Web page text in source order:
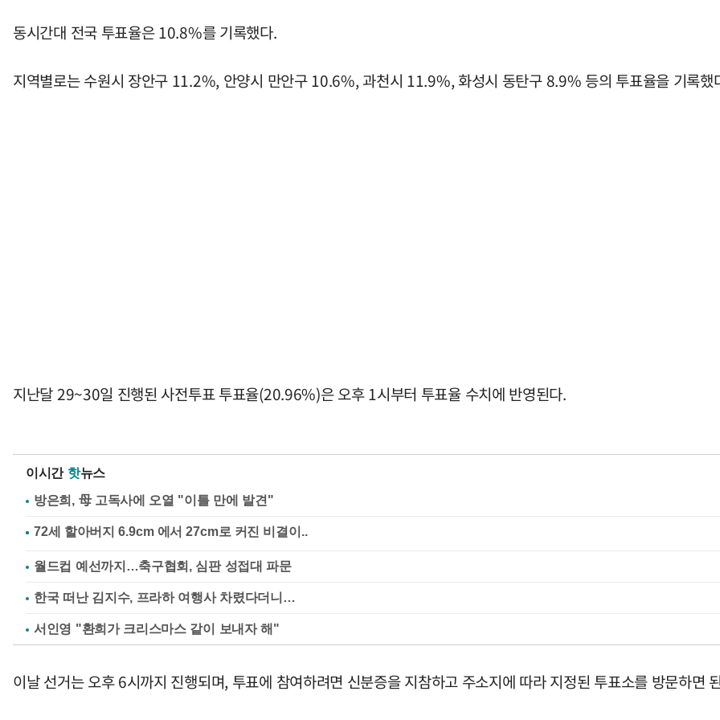
동시간대 전국 투표율은 10.8%를 기록했다.
지역별로는 수원시 장안구 11.2%, 안양시 만안구 10.6%, 과천시 11.9%, 화성시 동탄구 8.9% 등의 투표율을 기록했
지난달 29~30일 진행된 사전투표 투표율(20.96%)은 오후 1시부터 투표율 수치에 반영된다.
이시간 핫뉴스
방은희, 母 고독사에 오열 "이틀 만에 발견"
월드컵 예선까지…축구협회, 심판 성접대 파문
한국 떠난 김지수, 프라하 여행사 차렸다더니…
서인영 "환희가 크리스마스 같이 보내자 해"
이날 선거는 오후 6시까지 진행되며, 투표에 참여하려면 신분증을 지참하고 주소지에 따라 지정된 투표소를 방문하면